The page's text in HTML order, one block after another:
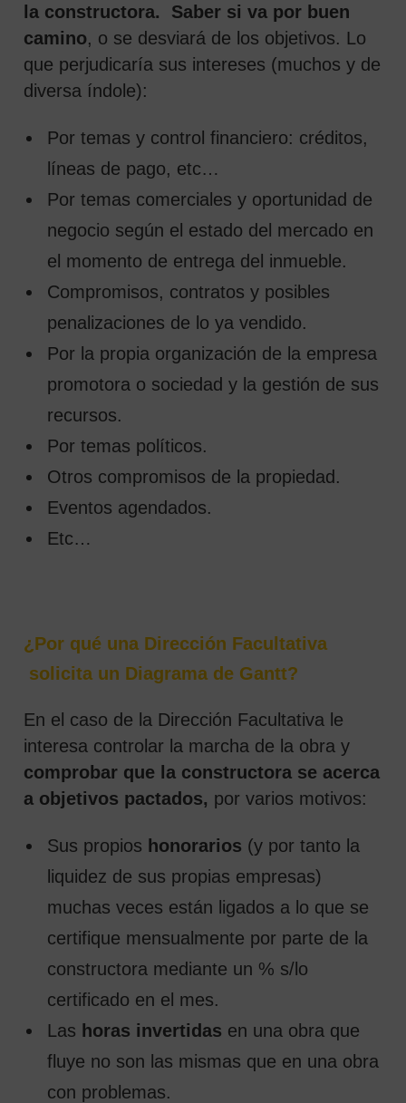
la constructora. Saber si va por buen
camino, o se desviará de los objetivos. Lo
que perjudicaría sus intereses (muchos y de
diversa índole):
Por temas y control financiero: créditos,
líneas de pago, etc…
Por temas comerciales y oportunidad de
negocio según el estado del mercado en
el momento de entrega del inmueble.
Compromisos, contratos y posibles
penalizaciones de lo ya vendido.
Por la propia organización de la empresa
promotora o sociedad y la gestión de sus
recursos.
Por temas políticos.
Otros compromisos de la propiedad.
Eventos agendados.
Etc…
¿Por qué una Dirección Facultativa
solicita un Diagrama de Gantt?
En el caso de la Dirección Facultativa le
interesa controlar la marcha de la obra y
comprobar que la constructora se acerca
a objetivos pactados, por varios motivos:
Sus propios honorarios (y por tanto la
liquidez de sus propias empresas)
muchas veces están ligados a lo que se
certifique mensualmente por parte de la
constructora mediante un % s/lo
certificado en el mes.
Las horas invertidas en una obra que
fluye no son las mismas que en una obra
con problemas.